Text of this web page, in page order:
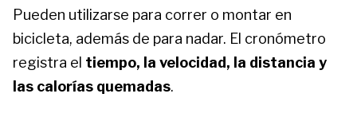
Pueden utilizarse para correr o montar en
bicicleta, además de para nadar. El cronómetro
registra el tiempo, la velocidad, la distancia y
las calorías quemadas.